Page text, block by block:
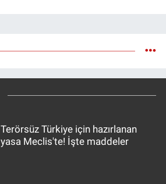
Terörsüz Türkiye için hazırlanan
yasa Meclis'te! İşte maddeler